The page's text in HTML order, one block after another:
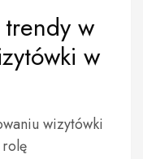
trendy w
w
wizytówki